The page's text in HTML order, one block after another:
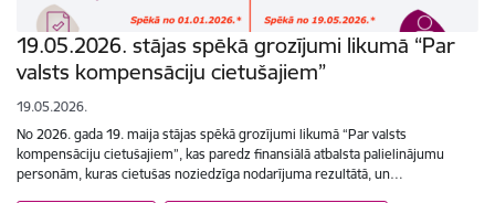
19.05.2026. stājas spēkā grozījumi likumā “Par
valsts kompensāciju cietušajiem”
19.05.2026.
No 2026. gada 19. maija stājas spēkā grozījumi likumā “Par valsts
kompensāciju cietušajiem”, kas paredz finansiālā atbalsta palielinājumu
personām, kuras cietušas noziedzīga nodarījuma rezultātā, un…